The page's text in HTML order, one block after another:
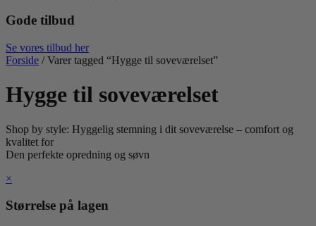
Gode tilbud
Se vores tilbud her
Forside / Varer tagged “Hygge til soveværelset”
Hygge til soveværelset
Shop by style: Hyggelig stemning i dit soveværelse – comfort og
kvalitet for
Den perfekte opredning og søvn
×
Størrelse på lagen